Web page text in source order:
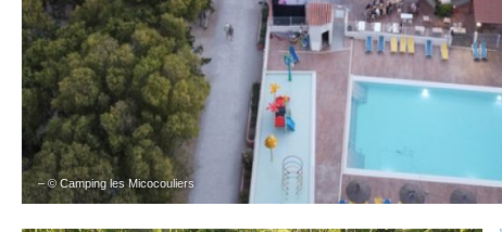
– © Camping les Micocouliers